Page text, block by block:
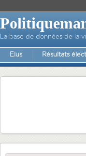
La base de données de la
Elus Résultats